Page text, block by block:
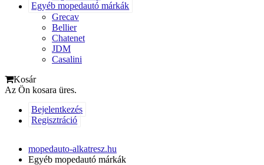
Egyéb mopedautó márkák
Grecav
Bellier
Chatenet
JDM
Casalini
Kosár
Az Ön kosara üres.
Bejelentkezés
Regisztráció
mopedauto-alkatresz.hu
Egyéb mopedautó márkák